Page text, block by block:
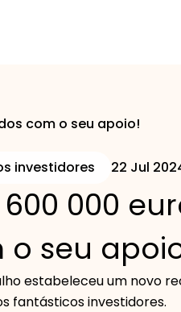
com o seu apoio!
investidores 22 Jul
000
o seu
estabeleceu um novo
fantásticos investidores.